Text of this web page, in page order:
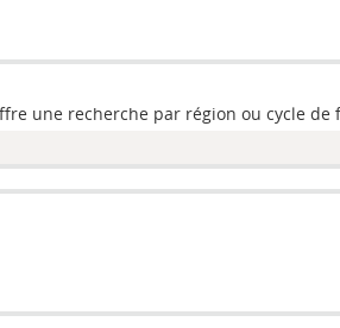
une recherche par région ou cycle de